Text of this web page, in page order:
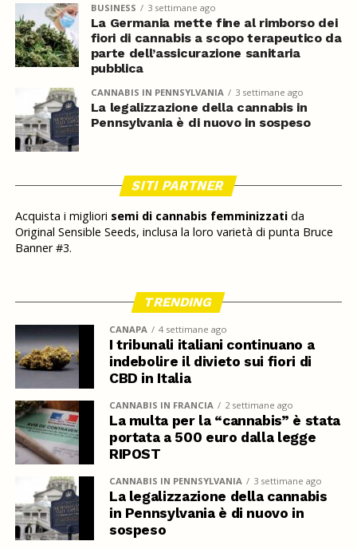
BUSINESS 3 settimane ago
La Germania mette fine al rimborso dei
fiori di cannabis a scopo terapeutico da
parte dell’assicurazione sanitaria
pubblica
CANNABIS IN PENNSYLVANIA 3 settimane ago
La legalizzazione della cannabis in
Pennsylvania è di nuovo in sospeso
SITI PARTNER
Acquista i migliori semi di cannabis femminizzatida
Original Sensible Seeds, inclusa la loro varietà di punta Bruce
Banner #3.
TRENDING
CANAPA 4 settimane ago
I tribunali italiani continuano a
indebolire il divieto sui fiori di
CBD in Italia
CANNABIS IN FRANCIA 2 settimane ago
La multa per la “cannabis” è stata
portata a 500 euro dalla legge
RIPOST
CANNABIS IN PENNSYLVANIA 3 settimane ago
La legalizzazione della cannabis
in Pennsylvania è di nuovo in
sospeso